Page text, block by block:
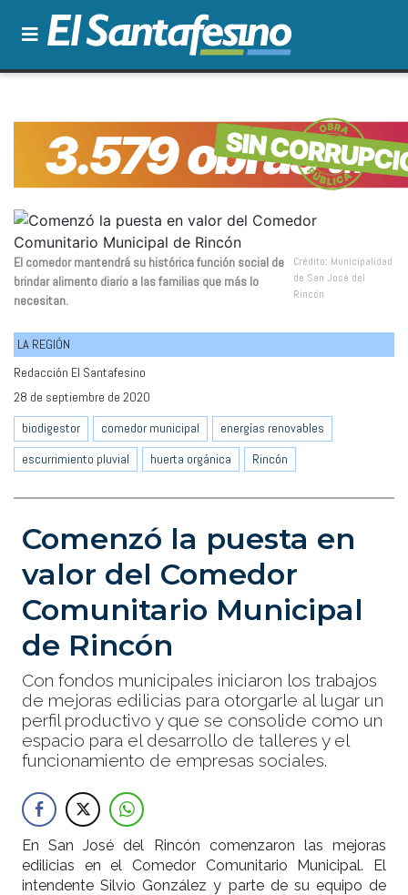
El comedor mantendrá su histórica función social de
brindar alimento diario a las familias que más lo
necesitan.
Crédito: Municipalidad
de San José del
Rincón
LA REGIÓN
Redacción El Santafesino
28 de septiembre de 2020
biodigestor
comedor municipal
energías renovables
escurrimiento pluvial
huerta orgánica Rincón
Comenzó la puesta en
valor del Comedor
Comunitario Municipal
de Rincón
Con fondos municipales iniciaron los trabajos
de mejoras edilicias para otorgarle al lugar un
perfil productivo y que se consolide como un
espacio para el desarrollo de talleres y el
funcionamiento de empresas sociales.
En San José del Rincón comenzaron las mejoras
edilicias en el Comedor Comunitario Municipal. El
intendente Silvio González y parte de su equipo de